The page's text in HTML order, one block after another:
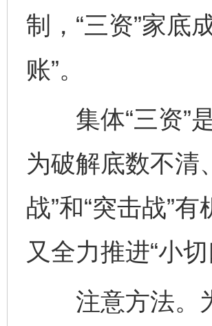
制，“三资”家底
账”。
集体“三资”是
为破解底数不清
战”和“突击战”
又全力推进“小
注意方法。为